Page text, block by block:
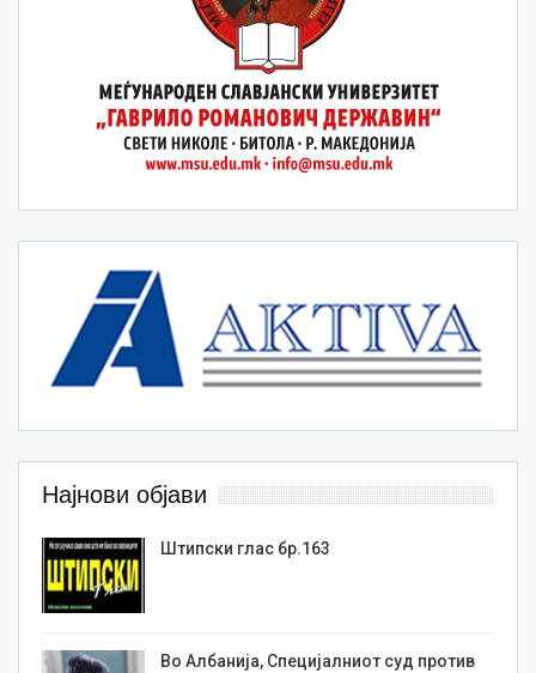
Најнови објави
Штипски глас бр.163
Во Албанија, Специјалниот суд против